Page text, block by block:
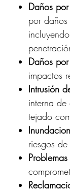
Daños
por
Daños
impactos
Intrusión
interna
tejado
riesgos